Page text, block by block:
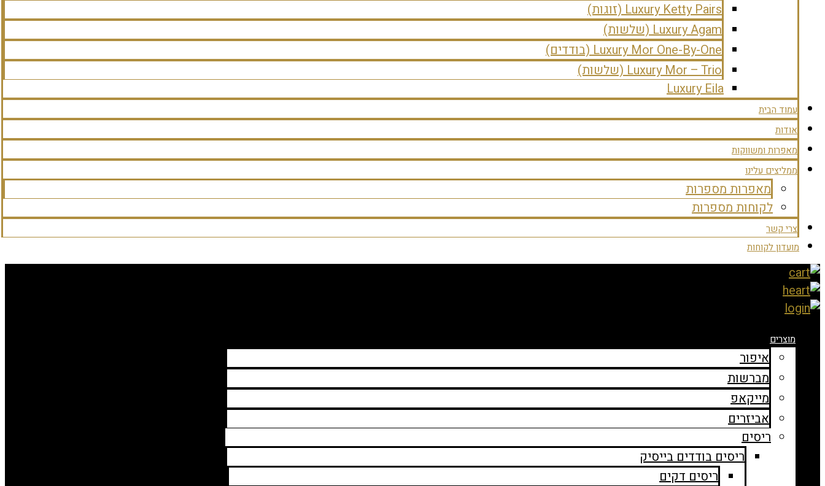
Luxury Ketty Pairs (זוגות)
Luxury Agam (שלשות)
Luxury Mor One-By-One (בודדים)
Luxury Mor – Trio (שלשות)
Luxury Eila
עמוד הבית
אודות
מאפרות ומשווקות
ממליצים עלינו
מאפרות מספרות
לקוחות מספרות
צרי קשר
מועדון לקוחות
מוצרים
איפור
מברשות
מייקאפ
אביזרים
ריסים
ריסים בודדים בייסיק
ריסים דקים